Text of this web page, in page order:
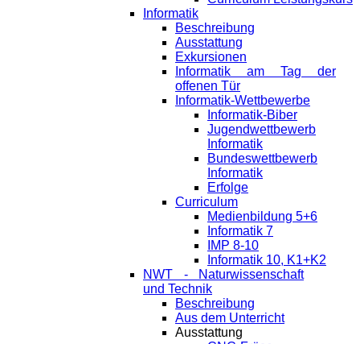
Informatik
Beschreibung
Ausstattung
Exkursionen
Informatik am Tag der
offenen Tür
Informatik-Wettbewerbe
Informatik-Biber
Jugendwettbewerb
Informatik
Bundeswettbewerb
Informatik
Erfolge
Curriculum
Medienbildung 5+6
Informatik 7
IMP 8-10
Informatik 10, K1+K2
NWT - Naturwissenschaft
und Technik
Beschreibung
Aus dem Unterricht
Ausstattung